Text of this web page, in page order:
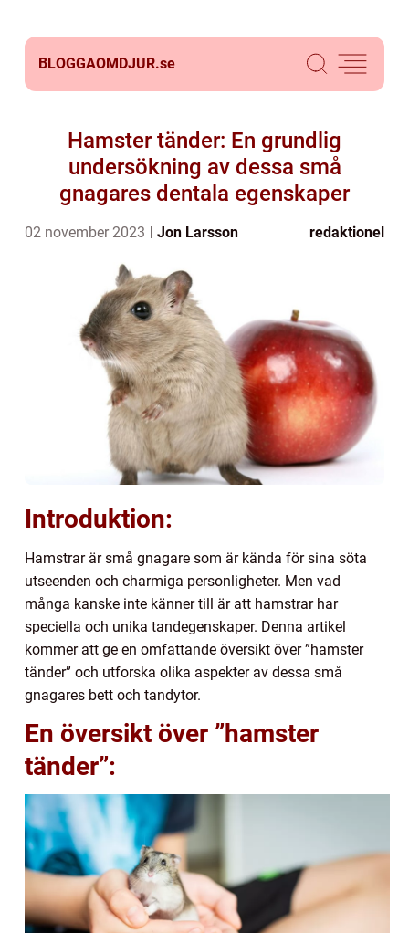
BLOGGAOMDJUR.se
Hamster tänder: En grundlig
undersökning av dessa små
gnagares dentala egenskaper
02 november 2023 Jon Larsson redaktionel
Introduktion:
Hamstrar är små gnagare som är kända för sina söta
utseenden och charmiga personligheter. Men vad
många kanske inte känner till är att hamstrar har
speciella och unika tandegenskaper. Denna artikel
kommer att ge en omfattande översikt över ”hamster
tänder” och utforska olika aspekter av dessa små
gnagares bett och tandytor.
En översikt över ”hamster
tänder”: